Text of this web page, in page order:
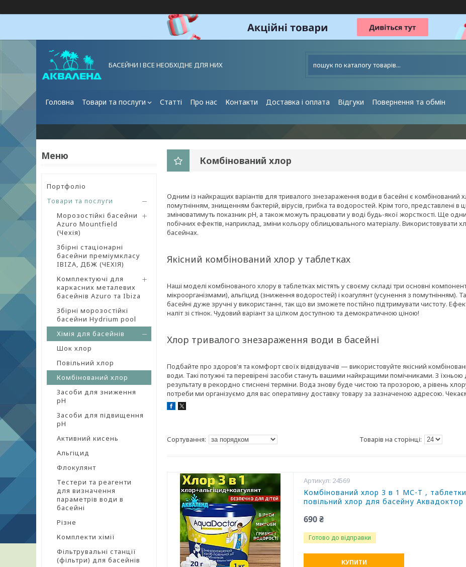
БАСЕЙНИ І ВСЕ НЕОБХІДНЕ ДЛЯ НИХ
Головна Товари та послуги Статті Про нас Контакти Доставка і оплата Відгуки Повернення та обмін
Портфоліо
Товари та послуги
Морозостійкі басейни
Azuro Mountfield
(Чехія)
Збірні стаціонарні
басейни преміумкласу
IBIZA, ДБЖ (ЧЕХІЯ)
Комплектуючі для
каркасних металевих
басейнів Azuro та Ibiza
Збірні морозостійкі
басейни Hydrium pool
Хімія для басейнів
Шок хлор
Повільний хлор
Комбінований хлор
Засоби для зниження
pH
Засоби для підвищення
pH
Активний кисень
Альгіцид
Флокулянт
Тестери та реагенти
для визначення
параметрів води в
басейні
Різне
Комплекти хімії
Фільтрувальні станції
(фільтри) для басейнів
Комбінований хлор
Одним із найкращих варіантів для тривалого знезараження води в басейні є комбінований
помутнінням, знищенням бактерій, вірусів, грибка та водоростей. Крім того, представлені в
змінюватимуть показник рН, а також можуть працювати у воді будь-якої жорсткості. Ще
побічних ефектів, наприклад, зміни кольору облицювального матеріалу. Використовувати
басейнах.
Якісний комбінований хлор у таблетках
Наші моделі комбінованого хлору в таблетках містять у своєму складі три основні
мікроорганізмами), альгіцид (зниження водоростей) і коагулянт (усунення з помутнінням).
басейні дуже зручні у використанні, так що ви зможете постійно підтримувати чистоту.
наліт зі стінок. Чудовий варіант за цілком доступною та демократичною ціною!
Хлор тривалого знезараження води в басейні
Подбайте про здоров'я та комфорт своїх відвідувачів — використовуйте якісний
води. Такі потужні та перевірені засоби стануть вашими найкращими помічниками. З
результату в рекордно стиснені терміни. Вода знову буде чистою та прозорою, а рівень
потреби ми організуємо для вас оперативну доставку товару за зазначеною адресою.
24569
Комбінований хлор 3 в 1 МС-Т ,
повільний хлор для басейну Аквадоктор
690 ₴
Готово до відправки
КУПИТИ